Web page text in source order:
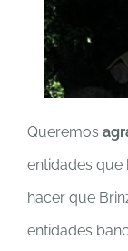
Queremos
entidades que
hacer que
entidades